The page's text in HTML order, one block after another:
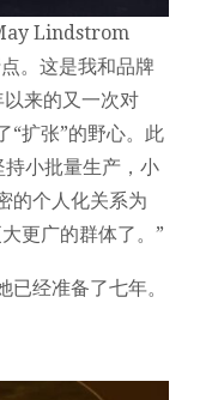
Lindstrom
。这是我和品牌
来的又一次对
“扩张”的野心。此
小批量生产，小
的个人化关系为
更广的群体了。”
经准备了七年。